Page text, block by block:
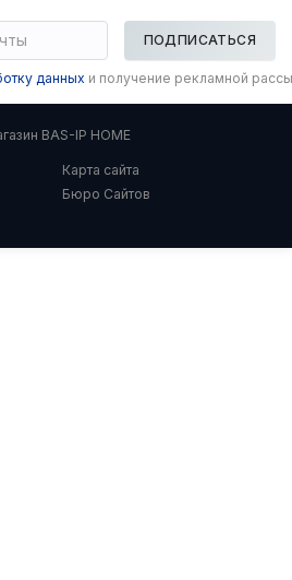
ПОДПИСАТЬСЯ
данных и получение рекламной
BAS-IP HOME
Карта сайта
Бюро Сайтов